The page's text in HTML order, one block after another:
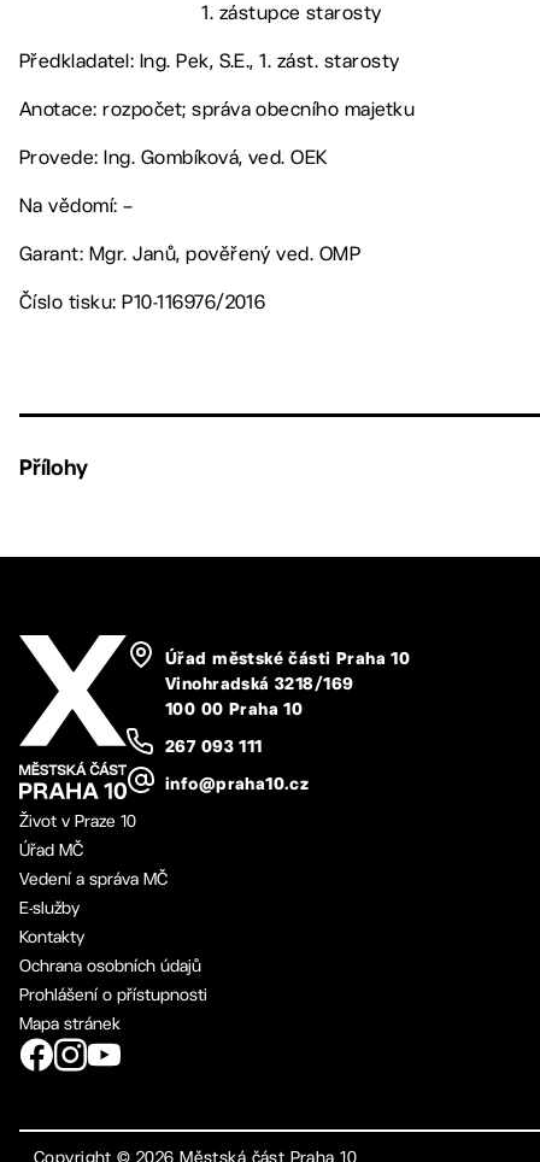
1. zástupce starosty
Předkladatel: Ing. Pek, S.E., 1. zást. starosty
Anotace: rozpočet; správa obecního majetku
Provede: Ing. Gombíková, ved. OEK
Na vědomí: –
Garant: Mgr. Janů, pověřený ved. OMP
Číslo tisku: P10-116976/2016
Přílohy
Úřad městské části Praha 10
Vinohradská 3218/169
100 00 Praha 10
267 093 111
info@praha10.cz
Život v Praze 10
Úřad MČ
Vedení a správa MČ
E-služby
Kontakty
Ochrana osobních údajů
Prohlášení o přístupnosti
Mapa stránek
Copyright ©2026 Městská část Praha 10